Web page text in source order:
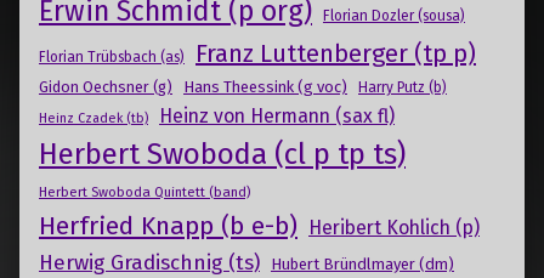
Erwin Schmidt (p org) Florian Dozler (sousa)
Florian Trübsbach (as) Franz Luttenberger (tp p)
Gidon Oechsner (g) Hans Theessink (g voc) Harry Putz (b)
Heinz Czadek (tb) Heinz von Hermann (sax fl)
Herbert Swoboda (cl p tp ts)
Herbert Swoboda Quintett (band)
Herfried Knapp (b e-b) Heribert Kohlich (p)
Herwig Gradischnig (ts) Hubert Bründlmayer (dm)